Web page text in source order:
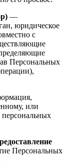
—
юридическое
с
Персональных
или
персональных
Персональных